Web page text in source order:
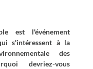
est l'événement
s'intéressent à la
des
devriez-vous